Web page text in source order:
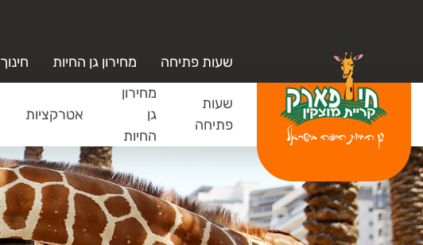
שעות פתיחה מחירון גן החיות חינוך
שעות
פתיחה
מחירון
גן
החיות
אטרקציות